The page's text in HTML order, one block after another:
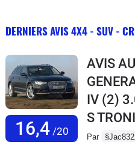
DERNIERS AVIS 4X4 - SUV -
16,4/20
AVIS
IV (2)
S
Par